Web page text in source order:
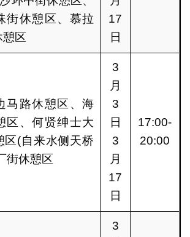
街休憩区、慕拉
憩区
17
日
马路休憩区、海
区、何贤绅士大
区(自来水侧天桥
街休憩区
3
月
3
日
3
月
17
日
17:00-
20:00
3